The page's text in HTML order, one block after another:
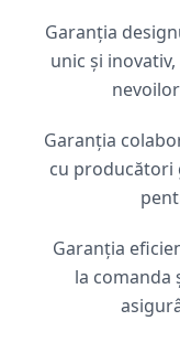
Garanția
unic și
Garanția
cu producători
Garanția
la comanda